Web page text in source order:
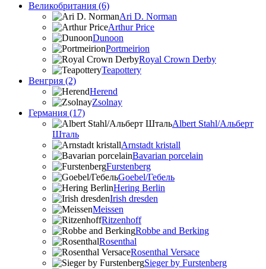
Великобритания (6)
Ari D. Norman
Arthur Price
Dunoon
Portmeirion
Royal Crown Derby
Teapottery
Венгрия (2)
Herend
Zsolnay
Германия (17)
Albert Stahl/Альбеpт
Шталь
Arnstadt kristall
Bavarian porcelain
Furstenberg
Goebel/Гебель
Hering Berlin
Irish dresden
Meissen
Ritzenhoff
Robbe and Berking
Rosenthal
Rosenthal Versace
Sieger by Furstenberg